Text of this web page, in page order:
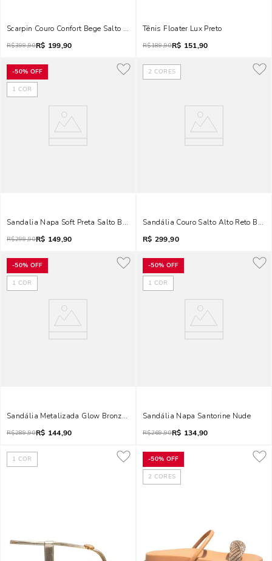
Scarpin Couro Confort Bege Salto Alto Brilho
R$399,90R$ 199,90
Tênis Floater Lux Preto
R$189,90R$ 151,90
-50% OFF
1 COR
Sandalia Napa Soft Preta Salto Bloco
R$299,90R$ 149,90
2 CORES
Sandália Couro Salto Alto Reto Bico
R$ 299,90
-50% OFF
1 COR
Sandália Metalizada Glow Bronze Tiras Tachas Salto Grosso Baixo
R$289,90R$ 144,90
-50% OFF
1 COR
Sandália Napa Santorine Nude
R$269,90R$ 134,90
1 COR -50% OFF
2 CORES